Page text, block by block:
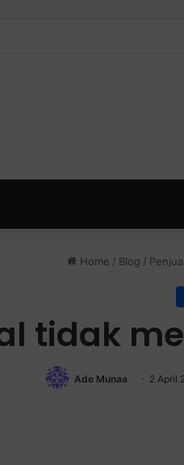
Home / Blog /
tidak
Ade Munaa 2 April